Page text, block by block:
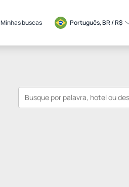
Minhas buscas Português, BR / R$